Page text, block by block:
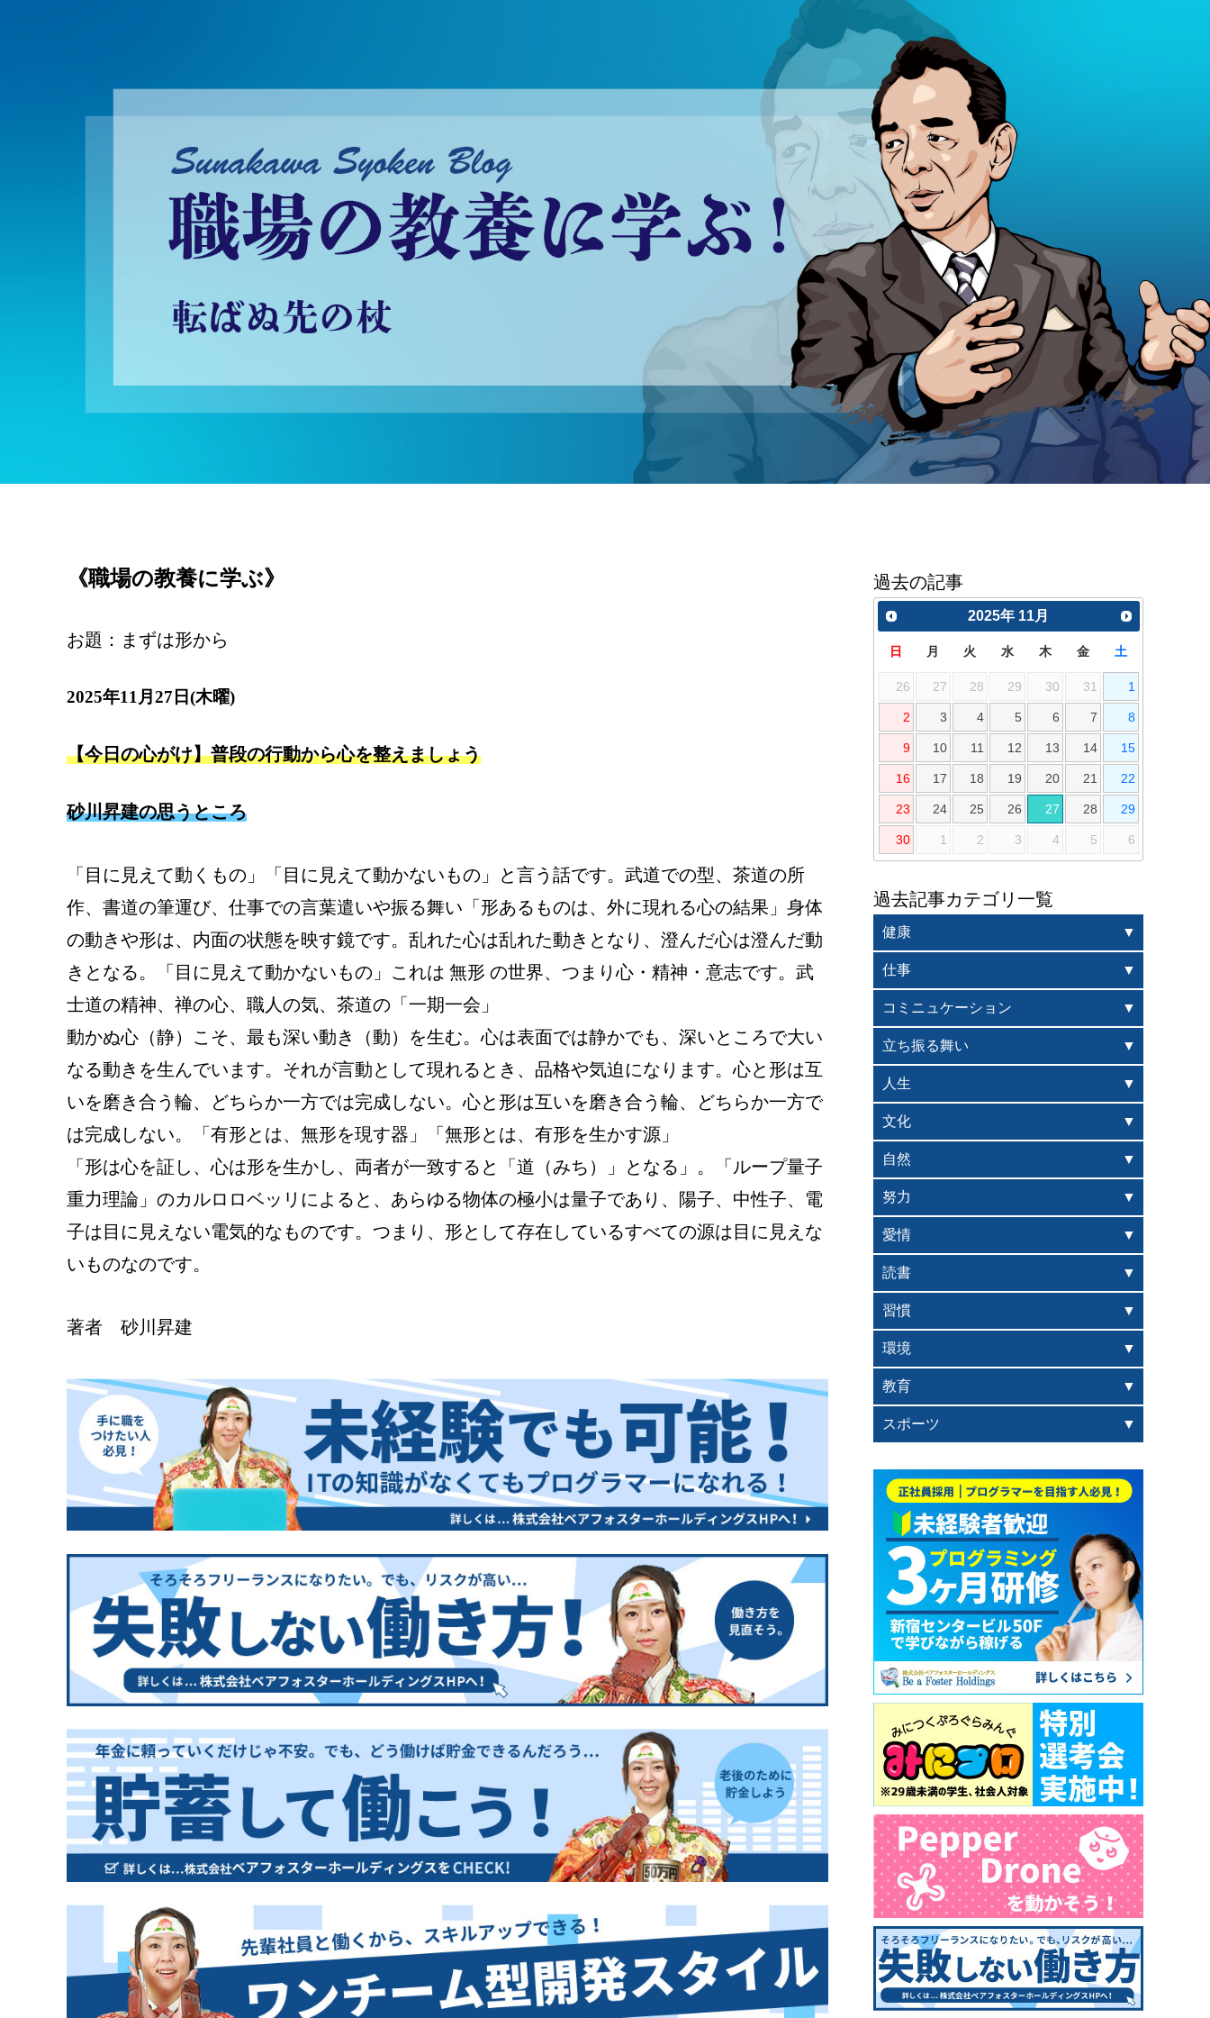
《職場の教養に学ぶ》
お題：まずは形から
2025年11月27日(木曜)
【今日の心がけ】普段の行動から心を整えましょう
砂川昇建の思うところ
「目に見えて動くもの」「目に見えて動かないもの」と言う話です。武道での型、茶道の所
作、書道の筆運び、仕事での言葉遣いや振る舞い「形あるものは、外に現れる心の結果」身体
の動きや形は、内面の状態を映す鏡です。乱れた心は乱れた動きとなり、澄んだ心は澄んだ動
きとなる。「目に見えて動かないもの」これは 無形 の世界、つまり心・精神・意志です。武
士道の精神、禅の心、職人の気、茶道の「一期一会」
動かぬ心（静）こそ、最も深い動き（動）を生む。心は表面では静かでも、深いところで大い
なる動きを生んでいます。それが言動として現れるとき、品格や気迫になります。心と形は互
いを磨き合う輪、どちらか一方では完成しない。心と形は互いを磨き合う輪、どちらか一方で
は完成しない。「有形とは、無形を現す器」「無形とは、有形を生かす源」
「形は心を証し、心は形を生かし、両者が一致すると「道（みち）」となる」。「ループ量子
重力理論」のカルロロベッリによると、あらゆる物体の極小は量子であり、陽子、中性子、電
子は目に見えない電気的なものです。つまり、形として存在しているすべての源は目に見えな
著者 砂川昇建
過去の記事
2025年 11月
日 月 火 水 木 金 土
26 27 28 29 30 31 1
2 3 4 5 6 7 8
9 10 11 12 13 14 15
16 17 18 19 20 21 22
23 24 25 26 27 28 29
30 1 2 3 4 5 6
過去記事カテゴリ一覧
健康
仕事
コミニュケーション
立ち振る舞い
人生
文化
自然
努力
愛情
読書
習慣
環境
教育
スポーツ